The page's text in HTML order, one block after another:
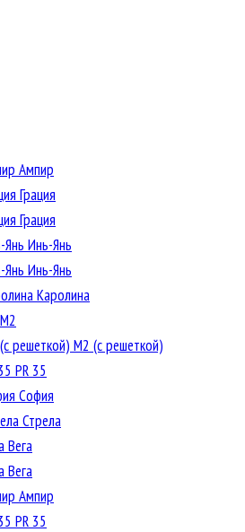
Ампир
Грация
Грация
Инь-Янь
Инь-Янь
Каролина
М2
М2 (с решеткой)
PR 35
София
Стрела
Вега
Вега
Ампир
PR 35